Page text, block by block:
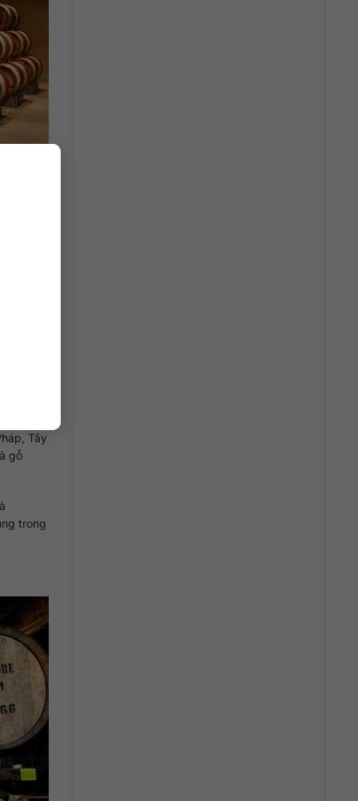
Tây
gỗ
trong